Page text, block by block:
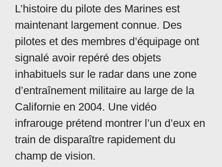
L’histoire du pilote des Marines est
maintenant largement connue. Des
pilotes et des membres d’équipage ont
signalé avoir repéré des objets
inhabituels sur le radar dans une zone
d’entraînement militaire au large de la
Californie en 2004. Une vidéo
infrarouge prétend montrer l’un d’eux en
train de disparaître rapidement du
champ de vision.